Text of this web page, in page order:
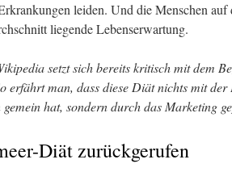
leiden. Und die Menschen auf
liegende Lebenserwartung.
setzt sich bereits kritisch mit dem
erfährt man, dass diese Diät nichts mit
hat, sondern durch das Marketing
Diät zurückgerufen